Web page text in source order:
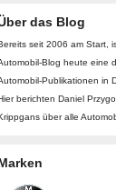
das Blog
seit 2006 am Start,
Blog heute eine
Publikationen in
berichten Daniel
über alle